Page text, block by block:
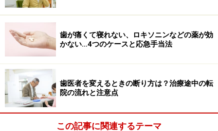
歯の神経の死を放置するリスク……突然強い
痛みが出る可能性も
骨を溶かし、内部に膿を溜め込んでいることもあります
自覚症状がほとんどないため、自分で気がつくことは少
なく、歯の表面の色が気になって、病院を訪れた際にレ
ントゲン撮影で、初めて発見されることがほとんどで
歯が痛くて寝れない、ロキソニンなどの薬が効
かない…4つのケースと応急手当法
歯医者を変えるときの断り方は？治療途中の転
院の流れと注意点
この記事に関連するテーマ